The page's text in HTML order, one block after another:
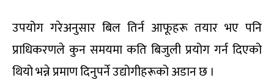
उपयोग गरेअनुसार बिल तिर्न आफूहरू तयार भए पनि
प्राधिकरणले कुन समयमा कति बिजुली प्रयोग गर्न दिएको
थियो भन्ने प्रमाण दिनुपर्ने उद्योगीहरूको अडान छ ।